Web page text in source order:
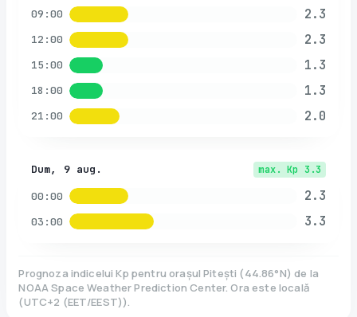
09:00 2.3
12:00 2.3
15:00 1.3
18:00 1.3
21:00 2.0
Dum, 9 aug. max. Kp 3.3
00:00 2.3
03:00 3.3
Prognoza indicelui Kp pentru orașul Pitești (44.86°N)de la
NOAA Space Weather Prediction Center. Ora este locală
(UTC+2 (EET/EEST)).